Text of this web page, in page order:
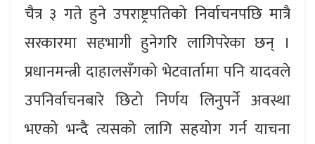
चैत्र ३ गते हुने उपराष्ट्रपतिको निर्वाचनपछि मात्रै
सरकारमा सहभागी हुनेगरि लागिपरेका छन् ।
प्रधानमन्त्री दाहालसँगको भेटवार्तामा पनि यादवले
उपनिर्वाचनबारे छिटो निर्णय लिनुपर्ने अवस्था
भएको भन्दै त्यसको लागि सहयोग गर्न याचना